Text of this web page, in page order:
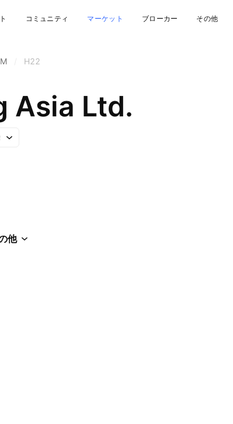
コミュニティ マーケット ブローカー その他
H22
Asia Ltd.
他